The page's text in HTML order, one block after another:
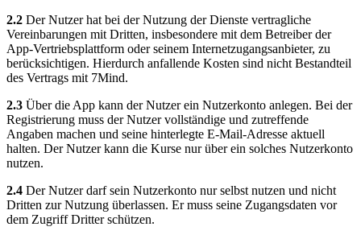
2.2 Der Nutzer hat bei der Nutzung der Dienste vertragliche
Vereinbarungen mit Dritten, insbesondere mit dem Betreiber der
App-Vertriebsplattform oder seinem Internetzugangsanbieter, zu
berücksichtigen. Hierdurch anfallende Kosten sind nicht Bestandteil
des Vertrags mit 7Mind.
2.3 Über die App kann der Nutzer ein Nutzerkonto anlegen. Bei der
Registrierung muss der Nutzer vollständige und zutreffende
Angaben machen und seine hinterlegte E-Mail-Adresse aktuell
halten. Der Nutzer kann die Kurse nur über ein solches Nutzerkonto
nutzen.
2.4 Der Nutzer darf sein Nutzerkonto nur selbst nutzen und nicht
Dritten zur Nutzung überlassen. Er muss seine Zugangsdaten vor
dem Zugriff Dritter schützen.